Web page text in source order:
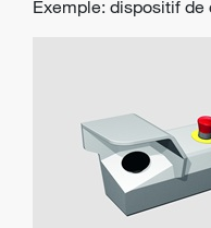
Exemple: dispositif